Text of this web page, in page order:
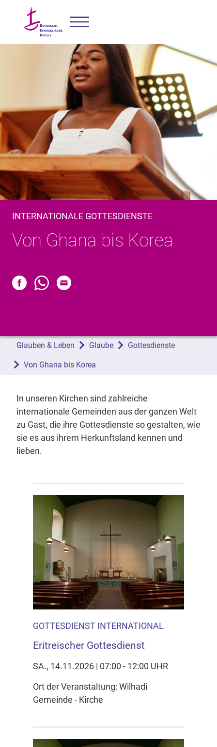
INTERNATIONALE GOTTESDIENSTE
Von Ghana bis Korea
Glauben & Leben Glaube Gottesdienste
Von Ghana bis Korea
In unseren Kirchen sind zahlreiche
internationale Gemeinden aus der ganzen Welt
zu Gast, die ihre Gottesdienste so gestalten, wie
sie es aus ihrem Herkunftsland kennen und
lieben.
GOTTESDIENST INTERNATIONAL
Eritreischer Gottesdienst
SA., 14.11.2026 | 07:00 - 12:00 UHR
Ort der Veranstaltung: Wilhadi
Gemeinde - Kirche